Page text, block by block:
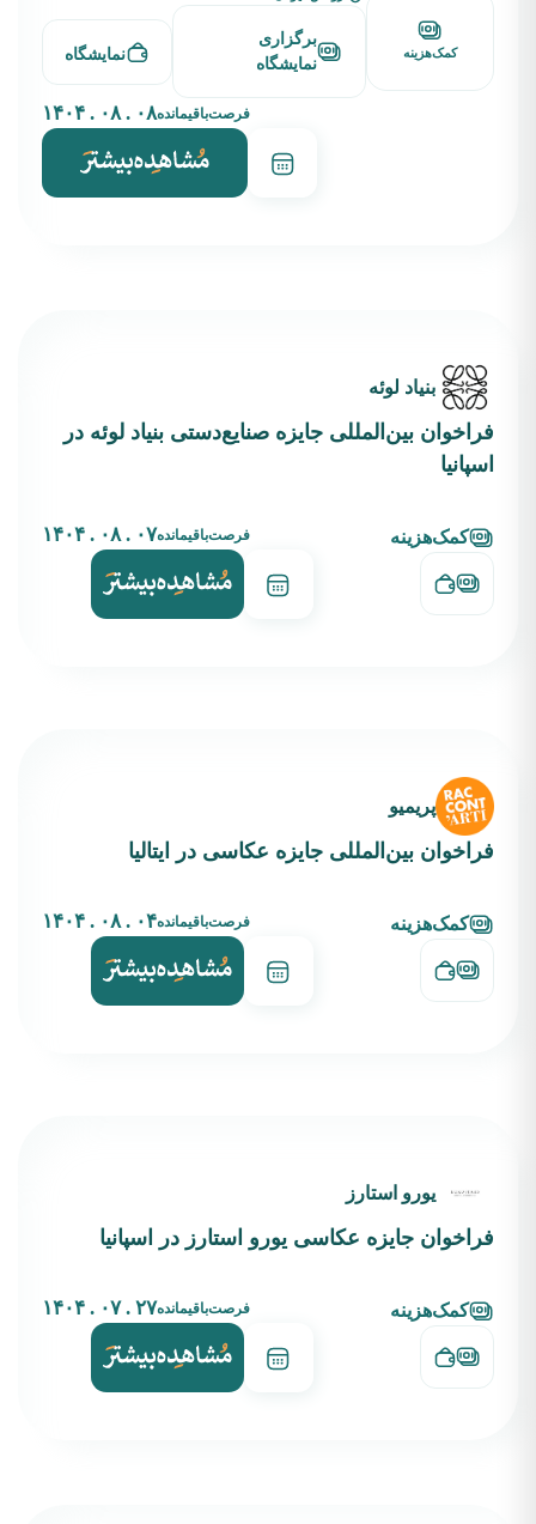
کمک‌هزینه
برگزاری
نمایشگاه
نمایشگاه
فرصت‌باقیمانده۰۸ . ۰۸ . ۱۴۰۴
بنیاد لوئه
فراخوان بین‌المللی جایزه صنایع‌دستی بنیاد لوئه در
اسپانیا
کمک‌هزینه فرصت‌باقیمانده۰۷ . ۰۸ . ۱۴۰۴
پریمیو
فراخوان بین‌المللی جایزه عکاسی در ایتالیا
کمک‌هزینه فرصت‌باقیمانده۰۴ . ۰۸ . ۱۴۰۴
یورو استارز
فراخوان جایزه عکاسی یورو استارز در اسپانیا
کمک‌هزینه فرصت‌باقیمانده۲۷ . ۰۷ . ۱۴۰۴